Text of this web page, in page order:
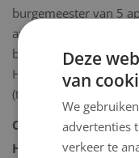
burgemeester van 5
augustus 1892. De
bruikleen,
Hollands Archief te
(tentoonstelling in
Collectie: Historische
Historische
Deze
van
We
advertenties
verkeer te